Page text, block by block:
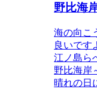
野比海
海の向こ
良いです
江ノ島ら
野比海岸
晴れの日